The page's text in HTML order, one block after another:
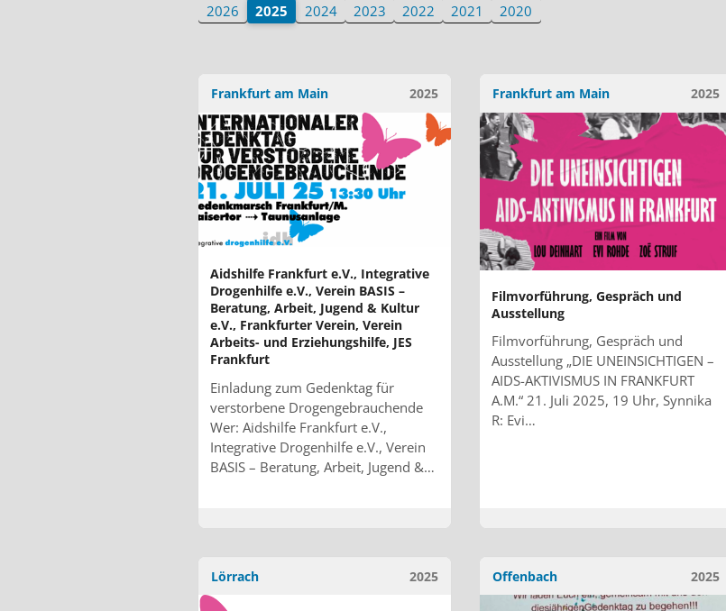
2026 2025 2024 2023 2022 2021 2020
2025
Frankfurt am Main
Aidshilfe Frankfurt e.V., Integrative
Drogenhilfe e.V., Verein BASIS –
Beratung, Arbeit, Jugend & Kultur
e.V., Frankfurter Verein, Verein
Arbeits- und Erziehungshilfe, JES
Frankfurt
Einladung zum Gedenktag für
verstorbene Drogengebrauchende
Wer: Aidshilfe Frankfurt e.V.,
Integrative Drogenhilfe e.V., Verein
BASIS – Beratung, Arbeit, Jugend &…
2025
Frankfurt am Main
Filmvorführung, Gespräch und
Ausstellung
Filmvorführung, Gespräch und
Ausstellung „DIE UNEINSICHTIGEN –
AIDS-AKTIVISMUS IN FRANKFURT
A.M.“ 21. Juli 2025, 19 Uhr, Synnika
R: Evi…
2025
Lörrach 2025
Offenbach